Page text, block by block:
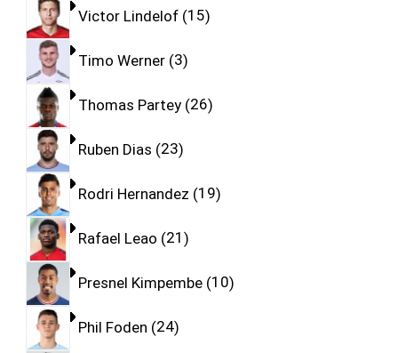
Victor Lindelof 15
Timo Werner 3
Thomas Partey 26
Ruben Dias 23
Rodri Hernandez 19
Rafael Leao 21
Presnel Kimpembe 10
Phil Foden 24